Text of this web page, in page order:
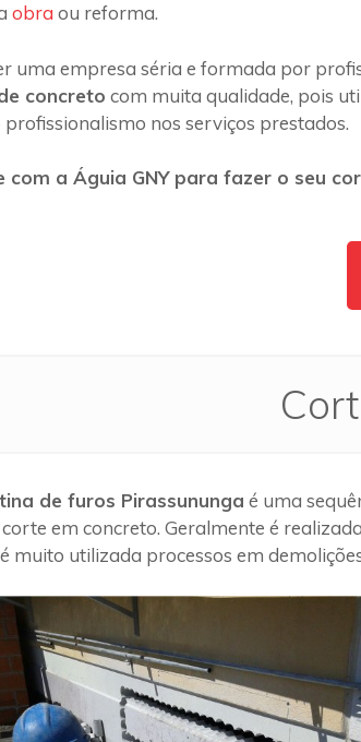
obra ou reforma.
uma empresa séria e formada por
concreto com muita qualidade, pois
nos serviços prestados.
com a Águia GNY para fazer o seu
de furos Pirassununga é uma
em concreto. Geralmente é
muito utilizada processos em